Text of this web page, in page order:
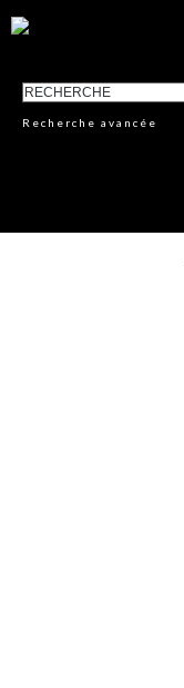
Recherche avancée